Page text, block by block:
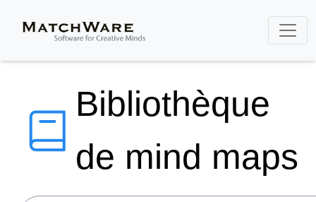
Bibliothèque
de mind maps